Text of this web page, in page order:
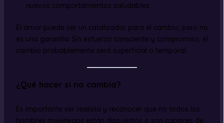
nuevos comportamientos saludables.
El amor puede ser un catalizador para el cambio, pero no
es una garantía. Sin esfuerzo consciente y compromiso, el
cambio probablemente será superficial o temporal.
¿Qué hacer si no cambia?
Es importante ser realista y reconocer que no todos los
hombres mujeriegos están dispuestos o son capaces de